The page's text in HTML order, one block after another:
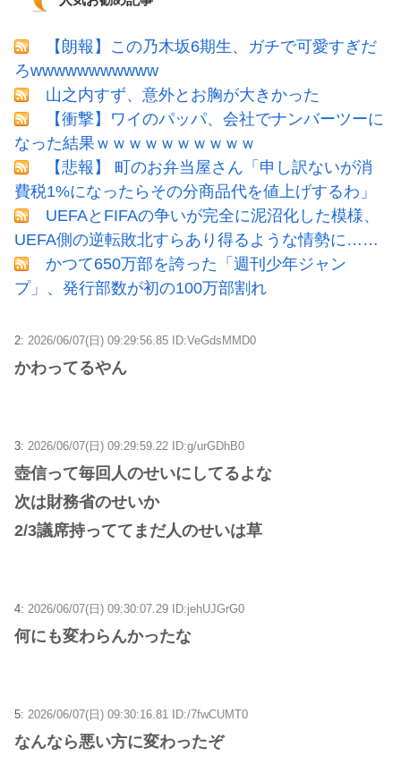
【朗報】この乃木坂6期生、ガチで可愛すぎだ
ろwwwwwwwwwww
山之内すず、意外とお胸が大きかった
【衝撃】ワイのパッパ、会社でナンバーツーに
なった結果ｗｗｗｗｗｗｗｗｗｗ
【悲報】 町のお弁当屋さん「申し訳ないが消
費税1%になったらその分商品代を値上げするわ」
UEFAとFIFAの争いが完全に泥沼化した模様、
UEFA側の逆転敗北すらあり得るような情勢に……
かつて650万部を誇った「週刊少年ジャン
プ」、発行部数が初の100万部割れ
2: 2026/06/07(日) 09:29:56.85 ID:VeGdsMMD0
かわってるやん
3: 2026/06/07(日) 09:29:59.22 ID:g/urGDhB0
壺信って毎回人のせいにしてるよな
次は財務省のせいか
2/3議席持っててまだ人のせいは草
4: 2026/06/07(日) 09:30:07.29 ID:jehUJGrG0
何にも変わらんかったな
5: 2026/06/07(日) 09:30:16.81 ID:/7fwCUMT0
なんなら悪い方に変わったぞ